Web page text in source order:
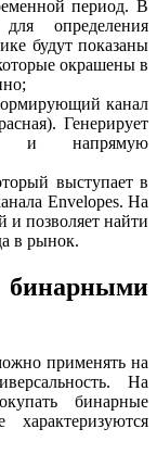
период. В
определения
будут показаны
окрашены в
канал
Генерирует
и напрямую
выступает в
Envelopes. На
и позволяет найти
в рынок.
применять на
На
бинарные